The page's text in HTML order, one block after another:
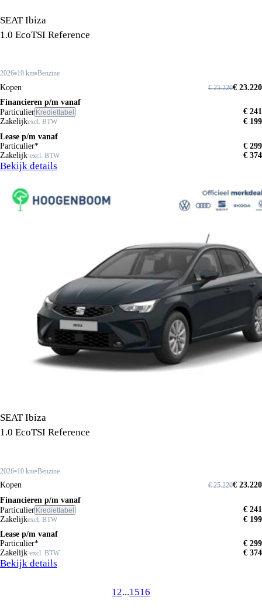
SEAT Ibiza
1.0 EcoTSI Reference
2026 10 km Benzine
Kopen € 23.220
€ 25.220
Financieren p/m vanaf
Particulier Krediettabel
€ 241
Zakelijkexcl. BTW
€ 199
Lease p/m vanaf
Particulier*
€ 299
Zakelijk excl. BTW € 374
Bekijk details
SEAT Ibiza
1.0 EcoTSI Reference
2026 10 km Benzine
Kopen € 23.220
€ 25.220
Financieren p/m vanaf
Particulier Krediettabel
€ 241
Zakelijkexcl. BTW
€ 199
Lease p/m vanaf
Particulier*
€ 299
Zakelijk excl. BTW € 374
Bekijk details
12...1516